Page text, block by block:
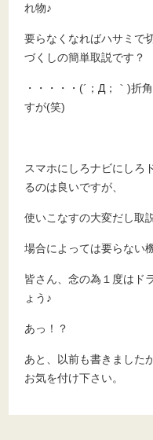
れ物♪
要らなくなればハサミで
づくしの簡単取説です？
・・・・・(´；Д；｀)折
すが(笑)
スマホにしろナビにしろ
るのは良いですが、
使いこなすの大変だし取
場合によっては要らない
皆さん、念の為１度はド
ょう♪
あっ！？
あと、以前も書きました
お気を付け下さい。